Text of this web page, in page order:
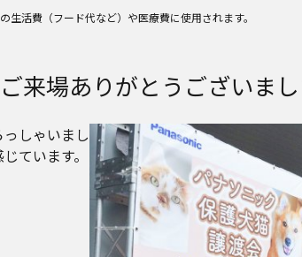
活費（フード代など）や医療費に使用されます。
来場ありがとうございま
しゃいまし
ています。